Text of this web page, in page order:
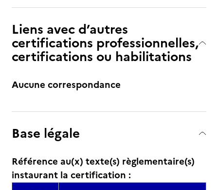
Liens avec d’autres
certifications professionnelles,
certifications ou habilitations
Aucune correspondance
Base légale
Référence au(x) texte(s) règlementaire(s)
instaurant la certification :